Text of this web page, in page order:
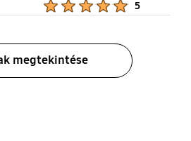
5
megtekintése